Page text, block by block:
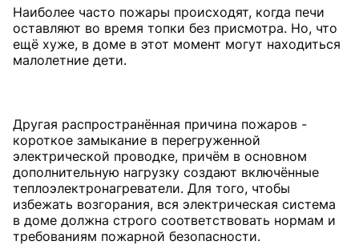
Наиболее часто пожары происходят, когда печи
оставляют во время топки без присмотра. Но, что
ещё хуже, в доме в этот момент могут находиться
малолетние дети.
Другая распространённая причина пожаров -
короткое замыкание в перегруженной
электрической проводке, причём в основном
дополнительную нагрузку создают включённые
теплоэлектронагреватели. Для того, чтобы
избежать возгорания, вся электрическая система
в доме должна строго соответствовать нормам и
требованиям пожарной безопасности.